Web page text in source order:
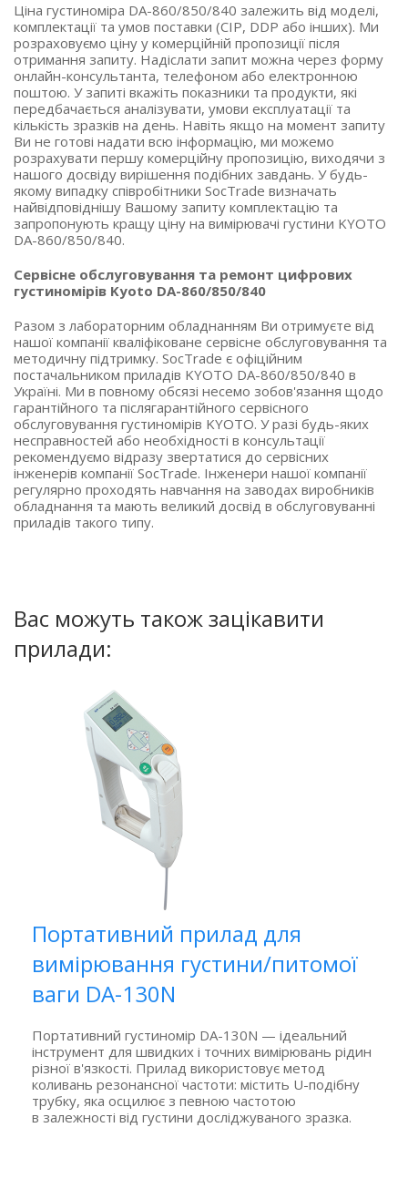
Ціна густиноміра DA-860/850/840 залежить від моделі,
комплектації та умов поставки (CIP, DDP або інших). Ми
розраховуємо ціну у комерційній пропозиції після
отримання запиту. Надіслати запит можна через форму
онлайн-консультанта, телефоном або електронною
поштою. У запиті вкажіть показники та продукти, які
передбачається аналізувати, умови експлуатації та
кількість зразків на день. Навіть якщо на момент запиту
Ви не готові надати всю інформацію, ми можемо
розрахувати першу комерційну пропозицію, виходячи з
нашого досвіду вирішення подібних завдань. У будь-
якому випадку співробітники SocTrade визначать
найвідповіднішу Вашому запиту комплектацію та
запропонують кращу ціну на вимірювачі густини KYOTO
DA-860/850/840.
Сервісне обслуговування та ремонт цифрових
густиномірів Kyoto DA-860/850/840
Разом з лабораторним обладнанням Ви отримуєте від
нашої компанії кваліфіковане сервісне обслуговування та
методичну підтримку. SocTrade є офіційним
постачальником приладів KYOTO DA-860/850/840 в
Україні. Ми в повному обсязі несемо зобов'язання щодо
гарантійного та післягарантійного сервісного
обслуговування густиномірів KYOTO. У разі будь-яких
несправностей або необхідності в консультації
рекомендуємо відразу звертатися до сервісних
інженерів компанії SocTrade. Інженери нашої компанії
регулярно проходять навчання на заводах виробників
обладнання та мають великий досвід в обслуговуванні
приладів такого типу.
Вас можуть також зацікавити
прилади:
Портативний прилад для
вимірювання густини/питомої
ваги DA-130N
Портативний густиномір DA-130N — ідеальний
інструмент для швидких і точних вимірювань рідин
різної в'язкості. Прилад використовує метод
коливань резонансної частоти: містить U-подібну
трубку, яка осцилює з певною частотою
в залежності від густини досліджуваного зразка.